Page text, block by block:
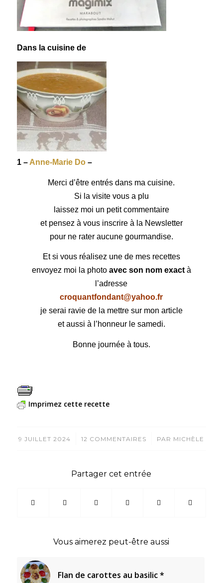
Dans la cuisine de
1 – Anne-Marie Do–
Merci d’être entrés dans ma cuisine.
Si la visite vous a plu
laissez moi un petit commentaire
et pensez à vous inscrire à la Newsletter
pour ne rater aucune gourmandise.
Et si vous réalisez une de mes recettes
envoyez moi la photo avec son nom exactà
l’adresse
croquantfondant@yahoo.fr
je serai ravie de la mettre sur mon article
et aussi à l’honneur le samedi.
Bonne journée à tous.
Imprimez cette recette
9 JUILLET 2024
/ 12 COMMENTAIRES
/ PAR MICHÈLE
Partager cet entrée
Vous aimerez peut-être aussi
Flan de carottes au basilic *